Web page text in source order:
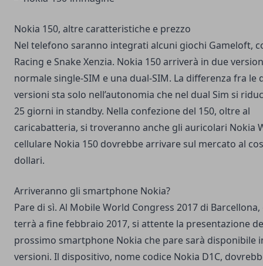
Nokia 150, altre caratteristiche e prezzo
Nel telefono saranno integrati alcuni giochi Gameloft,
Racing e Snake Xenzia. Nokia 150 arriverà in due
normale single-SIM e una dual-SIM. La differenza fra le
versioni sta solo nell’autonomia che nel dual Sim si
25 giorni in standby. Nella confezione del 150, oltre al
caricabatteria, si troveranno anche gli auricolari Nokia
cellulare Nokia 150 dovrebbe arrivare sul mercato al
dollari.
Arriveranno gli smartphone Nokia?
Pare di sì. Al Mobile World Congress 2017 di Barcellona,
terrà a fine febbraio 2017, si attente la presentazione
prossimo smartphone Nokia che pare sarà disponibile
versioni. Il dispositivo, nome codice Nokia D1C,